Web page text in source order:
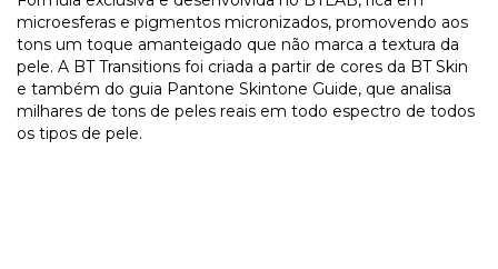
microesferas e pigmentos micronizados, promovendo aos
tons um toque amanteigado que não marca a textura da
pele. A BT Transitions foi criada a partir de cores da BT Skin
e também do guia Pantone Skintone Guide, que analisa
milhares de tons de peles reais em todo espectro de todos
os tipos de pele.